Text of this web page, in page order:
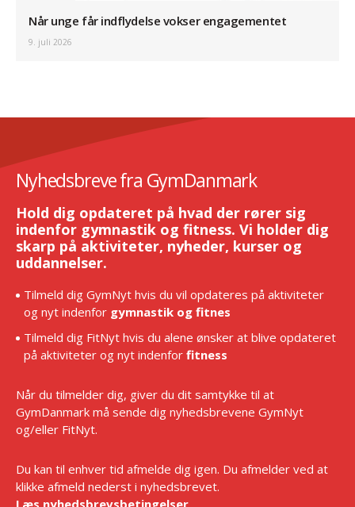
Når unge får indflydelse vokser engagementet
9. juli 2026
Nyhedsbreve fra GymDanmark
Hold dig opdateret på hvad der rører sig
indenfor gymnastik og fitness. Vi holder dig
skarp på aktiviteter, nyheder, kurser og
uddannelser.
Tilmeld dig GymNyt hvis du vil opdateres på aktiviteter
og nyt indenfor gymnastik og fitnes
Tilmeld dig FitNyt hvis du alene ønsker at blive opdateret
på aktiviteter og nyt indenfor fitness
Når du tilmelder dig, giver du dit samtykke til at
GymDanmark må sende dig nyhedsbrevene GymNyt
og/eller FitNyt.
Du kan til enhver tid afmelde dig igen. Du afmelder ved at
klikke afmeld nederst i nyhedsbrevet.
Læs nyhedsbrevsbetingelser